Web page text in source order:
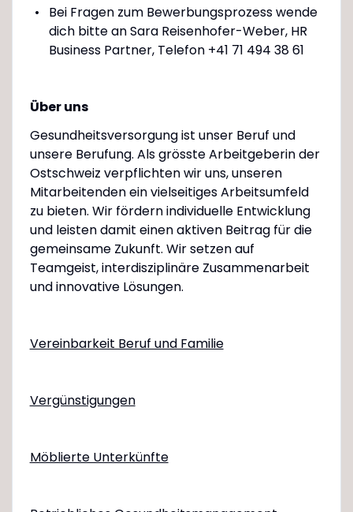
Bei Fragen zum Bewerbungsprozess wende
dich bitte an Sara Reisenhofer-Weber, HR
Business Partner, Telefon +41 71 494 38 61
Über uns
Gesundheitsversorgung ist unser Beruf und
unsere Berufung. Als grösste Arbeitgeberin der
Ostschweiz verpflichten wir uns, unseren
Mitarbeitenden ein vielseitiges Arbeitsumfeld
zu bieten. Wir fördern individuelle Entwicklung
und leisten damit einen aktiven Beitrag für die
gemeinsame Zukunft. Wir setzen auf
Teamgeist, interdisziplinäre Zusammenarbeit
und innovative Lösungen.
Vereinbarkeit Beruf und Familie
Vergünstigungen
Möblierte Unterkünfte